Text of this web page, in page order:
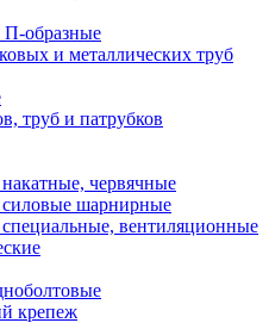
образные
и металлических труб
труб и патрубков
червячные
шарнирные
вентиляционные
крепеж